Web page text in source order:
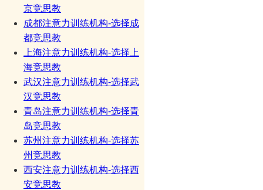
京竞思教
成都注意力训练机构-选择成
都竞思教
上海注意力训练机构-选择上
海竞思教
武汉注意力训练机构-选择武
汉竞思教
青岛注意力训练机构-选择青
岛竞思教
苏州注意力训练机构-选择苏
州竞思教
西安注意力训练机构-选择西
安竞思教